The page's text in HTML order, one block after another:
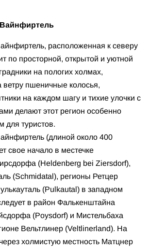
расположенная к северу
по просторной, открытой и уютной
на пологих холмах,
пшеничные колосья,
на каждом шагу и тихие улочки с
делают этот регион особенно
для туристов.
(длиной около 400
свое начало в местечке
(Heldenberg bei Ziersdorf),
(Schmidatal), регионы Ретцер
(Pulkautal) в западном
в район Фалькенштайна
(Poysdorf) и Мистельбаха
Вельтлинер (Veltlinerland). На
холмистую местность Матцнер